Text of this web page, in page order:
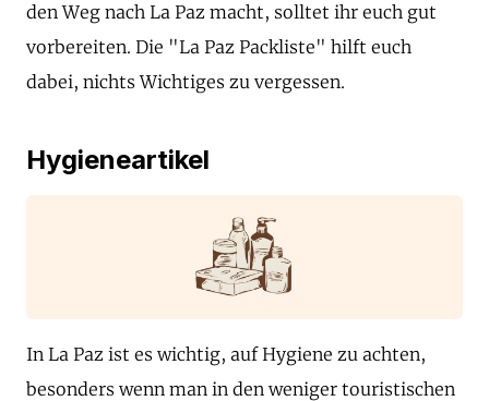
den Weg nach La Paz macht, solltet ihr euch gut
vorbereiten. Die "La Paz Packliste" hilft euch
dabei, nichts Wichtiges zu vergessen.
Hygieneartikel
In La Paz ist es wichtig, auf Hygiene zu achten,
besonders wenn man in den weniger touristischen